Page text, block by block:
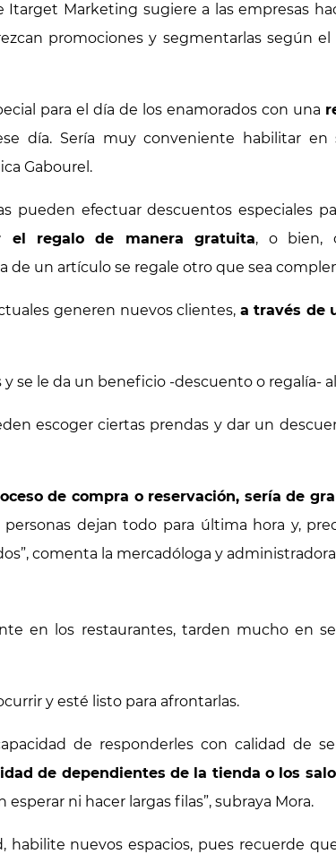
Itarget Marketing sugiere a las empresas
promociones y segmentarlas según
para el día de los enamorados con una
día. Sería muy conveniente habilitar
Gabourel.
pueden efectuar descuentos especiales
el regalo de manera gratuita, o bien,
de un artículo se regale otro que sea
generen nuevos clientes, a través de
se le da un beneficio -descuento o regalía-
escoger ciertas prendas y dar un
de compra o reservación, sería de
dejan todo para última hora y,
comenta la mercadóloga y
en los restaurantes, tarden mucho en
y esté listo para afrontarlas.
de responderles con calidad de
de dependientes de la tienda o los
ni hacer largas filas”, subraya Mora.
habilite nuevos espacios, pues recuerde